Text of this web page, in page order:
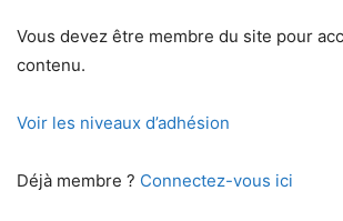
Vous devez être membre du site pour
contenu.
Voir les niveaux d’adhésion
Déjà membre ? Connectez-vous ici